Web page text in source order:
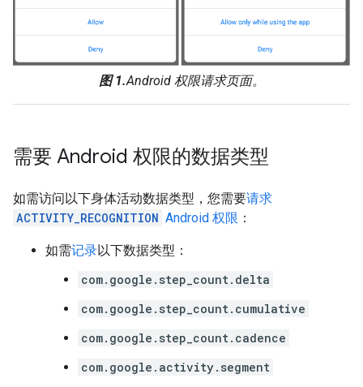
图 1.Android 权限请求页面。
需要 Android 权限的数据类型
如需访问以下身体活动数据类型，您需要请求
ACTIVITY_RECOGNITION Android 权限 ：
如需记录以下数据类型：
com.google.step_count.delta
com.google.step_count.cumulative
com.google.step_count.cadence
com.google.activity.segment